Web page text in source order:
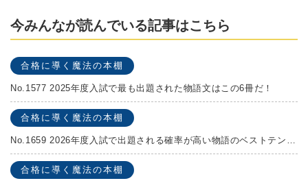
今みんなが読んでいる記事はこちら
合格に導く魔法の本棚
No.1577 2025年度入試で最も出題された物語文はこの6冊だ！
合格に導く魔法の本棚
合格に導く魔法の本棚